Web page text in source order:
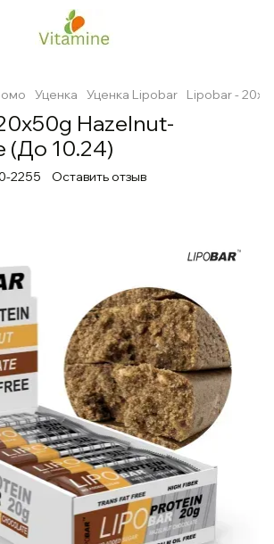
Уценка Уценка Lipobar Lipobar -
Hazelnut-
(До 10.24)
2255 Оставить отзыв